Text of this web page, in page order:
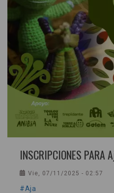
INSCRIPCIONES PARA
Vie, 07/11/2025 - 02:57
#Aja